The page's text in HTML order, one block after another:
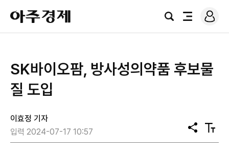
아
주
경
검
전
로
그
SK바이오팜, 방사성의약품 후보물
질 도입
이효정 기자
입력 2024-07-17 10:57
공
유
텍
스